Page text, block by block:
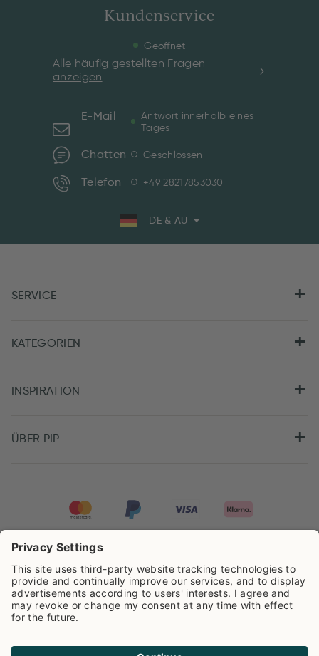
Kundenservice
Geöffnet
Alle häufig gestellten Fragen
anzeigen
E-Mail
Antwort innerhalb eines
Tages
Chatten Geschlossen
Telefon +49 28217853030
DE & AU
SERVICE
KATEGORIEN
INSPIRATION
ÜBER PIP
auf der Grundlage von8.955Rezensionen ausgezeichnet.